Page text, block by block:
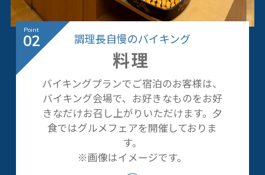
02 調理長自慢のバイキング
料理
バイキングプランでご宿泊のお客様は、
バイキング会場で、お好きなものをお好
きなだけお召し上がりいただけます。夕
食ではグルメフェアを開催しておりま
す。
※画像はイメージです。